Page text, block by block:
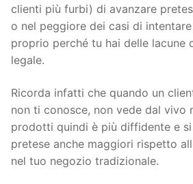
clienti più furbi) di avanzare
o nel peggiore dei casi di
proprio perché tu hai delle lacune
legale.
Ricorda infatti che quando un
non ti conosce, non vede dal vivo
prodotti quindi è più diffidente e si
pretese anche maggiori rispetto
nel tuo negozio tradizionale.